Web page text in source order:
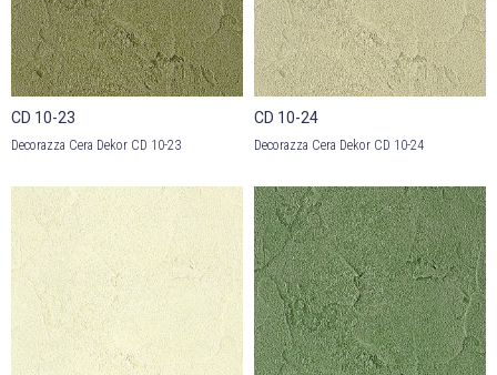
CD 10-23
Decorazza Cera Dekor CD 10-23
CD 10-24
Decorazza Cera Dekor CD 10-24